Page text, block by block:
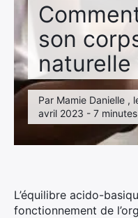
son
naturelle
Par Mamie Danielle ,
avril 2023 - 7
L’équilibre acido-
fonctionnement de